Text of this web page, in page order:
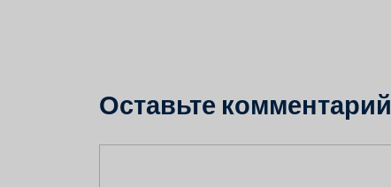
Оставьте комментарий